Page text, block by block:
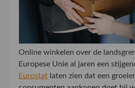
Online winkelen over de
Europese Unie al jaren een
Eurostatlaten zien dat een